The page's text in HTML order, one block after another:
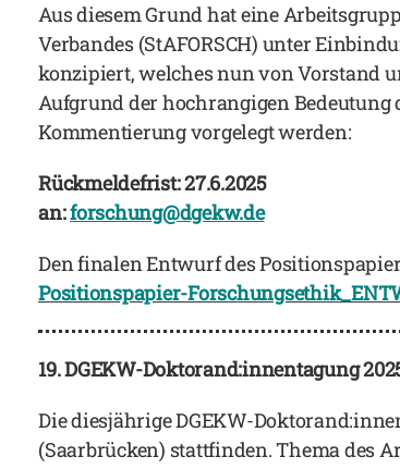
Aus diesem Grund hat eine
Verbandes (StAFORSCH) unter
konzipiert, welches nun von Vorstand
Aufgrund der hochrangigen
Kommentierung vorgelegt werden:
Rückmeldefrist: 27.6.2025
an:forschung@dgekw.de
Den finalen Entwurf des
Positionspapier-
19. DGEKW-Doktorand:innentagung
Die diesjährige DGEKW-
(Saarbrücken) stattfinden. Thema des